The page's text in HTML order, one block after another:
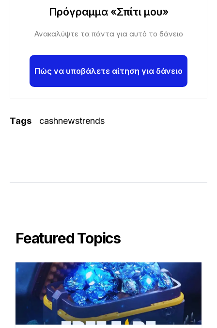
Πρόγραμμα «Σπίτι μου»
Ανακαλύψτε τα πάντα για αυτό το δάνειο
Πώς να υποβάλετε αίτηση για δάνειο
Tags cashnewstrends
Featured Topics